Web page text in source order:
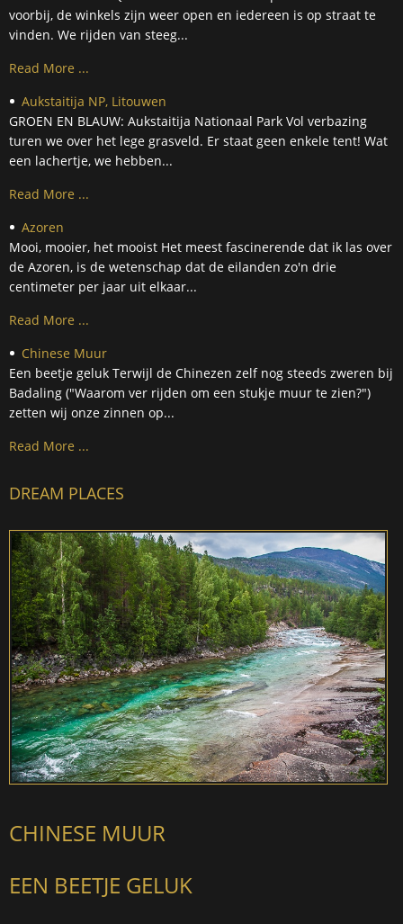
voorbij, de winkels zijn weer open en iedereen is op straat te
vinden. We rijden van steeg...
Read More ...
Aukstaitija NP, Litouwen
GROEN EN BLAUW: Aukstaitija Nationaal Park Vol verbazing
turen we over het lege grasveld. Er staat geen enkele tent! Wat
een lachertje, we hebben...
Read More ...
Azoren
Mooi, mooier, het mooist Het meest fascinerende dat ik las over
de Azoren, is de wetenschap dat de eilanden zo'n drie
centimeter per jaar uit elkaar...
Read More ...
Chinese Muur
Een beetje geluk Terwijl de Chinezen zelf nog steeds zweren bij
Badaling ("Waarom ver rijden om een stukje muur te zien?")
zetten wij onze zinnen op...
Read More ...
DREAM PLACES
CHINESE MUUR
EEN BEETJE GELUK